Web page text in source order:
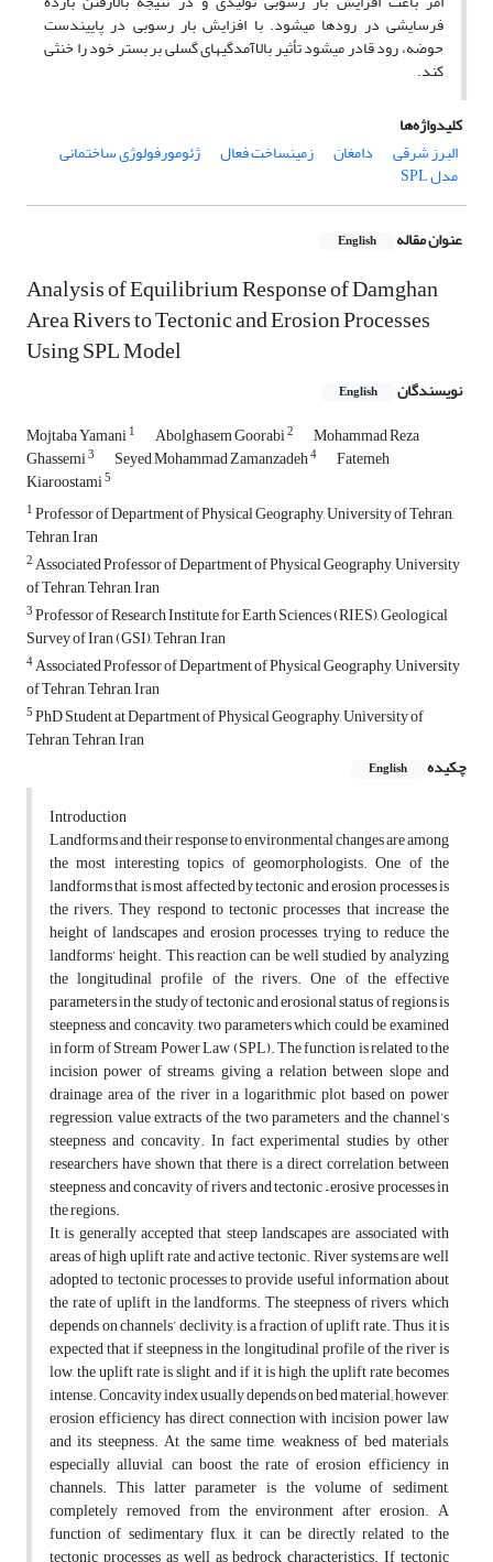
فرسایشی در رودها می‏‏شود. با افزایش بار رسوبی در پایین‏دست
حوضه، رود قادر می‏شود تأثیر بالاآمدگی‏های گسلی بر بستر خود را خنثی
کند.
کلیدواژه‌ها
البرز شرقی
دامغان زمین‏ساخت فعال ژئومورفولوژی ساختمانی
مدل SPL
عنوان مقاله English
Analysis of Equilibrium Response of Damghan
Area Rivers to Tectonic and Erosion Processes
Using SPL Model
نویسندگان English
Mojtaba Yamani1 Abolghasem Goorabi2 Mohammad Reza
Ghassemi3 Seyed Mohammad Zamanzadeh4 Fatemeh
Kiaroostami5
1Professor of Department of Physical Geography, University of Tehran,
Tehran, Iran
2Associated Professor of Department of Physical Geography, University
of Tehran, Tehran, Iran
3Professor of Research Institute for Earth Sciences (RIES), Geological
Survey of Iran (GSI), Tehran, Iran
4Associated Professor of Department of Physical Geography, University
of Tehran, Tehran, Iran
5PhD Student at Department of Physical Geography, University of
Tehran, Tehran, Iran
چکیده
English
Introduction
Landforms and their response to environmental changes are among
the most interesting topics of geomorphologists. One of the
landforms that is most affected by tectonic and erosion processes is
the rivers. They respond to tectonic processes that increase the
height of landscapes and erosion processes, trying to reduce the
landforms’ height. This reaction can be well studied by analyzing
the longitudinal profile of the rivers. One of the effective
parameters in the study of tectonic and erosional status of regions is
steepness and concavity, two parameters which could be examined
in form of Stream Power Law (SPL). The function is related to the
incision power of streams, giving a relation between slope and
drainage area of the river in a logarithmic plot based on power
regression, value extracts of the two parameters, and the channel’s
steepness and concavity. In fact experimental studies by other
researchers have shown that there is a direct correlation between
steepness and concavity of rivers and tectonic – erosive processes in
the regions.
It is generally accepted that steep landscapes are associated with
areas of high uplift rate and active tectonic. River systems are well
adopted to tectonic processes to provide useful information about
the rate of uplift in the landforms. The steepness of rivers, which
depends on channels’ declivity, is a fraction of uplift rate. Thus, it is
expected that if steepness in the longitudinal profile of the river is
low, the uplift rate is slight, and if it is high, the uplift rate becomes
intense. Concavity index usually depends on bed material; however,
erosion efficiency has direct connection with incision power law
and its steepness. At the same time, weakness of bed materials,
especially alluvial, can boost the rate of erosion efficiency in
channels. This latter parameter is the volume of sediment,
completely removed from the environment after erosion. A
function of sedimentary flux, it can be directly related to the